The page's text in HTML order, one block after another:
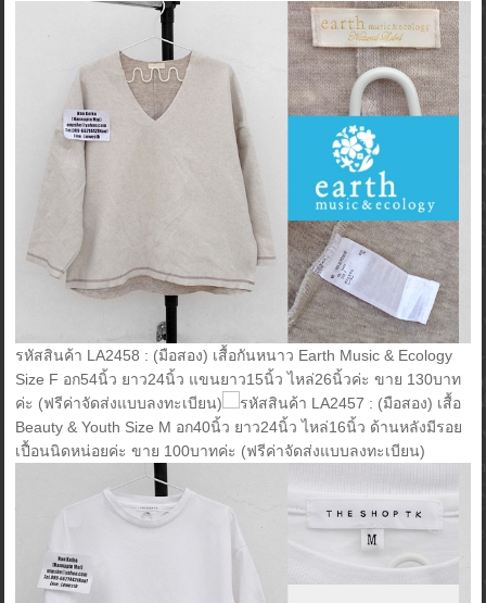
รหัสสินค้า LA2458 : (มือสอง) เสื้อกันหนาว Earth Music & Ecology
Size F อก54นิ้ว ยาว24นิ้ว แขนยาว15นิ้ว ไหล่26นิ้วค่ะ ขาย 130บาท
ค่ะ (ฟรีค่าจัดส่งแบบลงทะเบียน)
รหัสสินค้า LA2457 : (มือสอง) เสื้อ
Beauty & Youth Size M อก40นิ้ว ยาว24นิ้ว ไหล่16นิ้ว ด้านหลังมีรอย
เปื้อนนิดหน่อยค่ะ ขาย 100บาทค่ะ (ฟรีค่าจัดส่งแบบลงทะเบียน)